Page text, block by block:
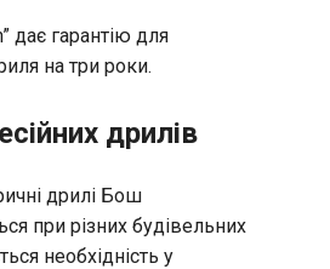
дає гарантію для
на три роки.
дрилів
дрилі Бош
при різних будівельних
необхідність у